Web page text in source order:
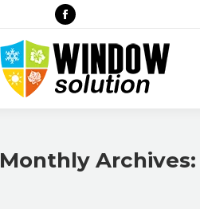
Facebook
page
opens
in
Monthly Archives: